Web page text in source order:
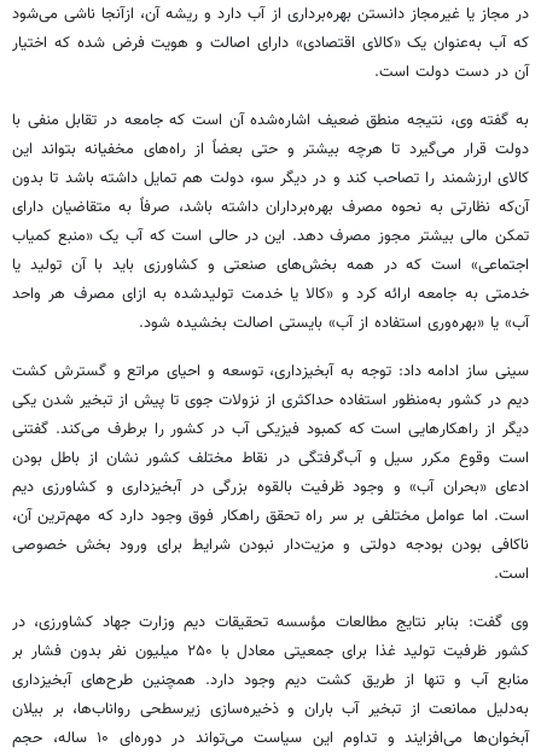
در مجاز یا غیرمجاز دانستن بهره‌برداری از آب دارد و ریشه آن، ازآنجا ناشی می‌شود
که آب به‌عنوان یک «کالای اقتصادی» دارای اصالت و هویت فرض شده که اختیار
آن در دست دولت است.
به گفته وی، نتیجه منطق ضعیف اشاره‌شده آن است که جامعه در تقابل منفی با
دولت قرار می‌گیرد تا هرچه بیشتر و حتی بعضاً از راه‌های مخفیانه بتواند این
کالای ارزشمند را تصاحب کند و در دیگر سو، دولت هم تمایل داشته باشد تا بدون
آن‌که نظارتی به نحوه مصرف بهره‌برداران داشته باشد، صرفاً به متقاضیان دارای
تمکن مالی بیشتر مجوز مصرف دهد. این در حالی است که آب یک «منبع کمیاب
اجتماعی» است که در همه بخش‌های صنعتی و کشاورزی باید با آن تولید یا
خدمتی به جامعه ارائه کرد و «کالا یا خدمت تولیدشده به ازای مصرف هر واحد
آب» یا «بهره‌وری استفاده از آب» بایستی اصالت بخشیده شود.
سینی ساز ادامه داد: توجه به آبخیزداری، توسعه و احیای مراتع و گسترش کشت
دیم در کشور به‌منظور استفاده حداکثری از نزولات جوی تا پیش از تبخیر شدن یکی
دیگر از راهکارهایی است که کمبود فیزیکی آب در کشور را برطرف می‌کند. گفتنی
است وقوع مکرر سیل و آب‌گرفتگی در نقاط مختلف کشور نشان از باطل بودن
ادعای «بحران آب» و وجود ظرفیت بالقوه بزرگی در آبخیزداری و کشاورزی دیم
است. اما عوامل مختلفی بر سر راه تحقق راهکار فوق وجود دارد که مهم‌ترین آن،
ناکافی بودن بودجه دولتی و مزیت‌دار نبودن شرایط برای ورود بخش خصوصی
است.
وی گفت: بنابر نتایج مطالعات مؤسسه تحقیقات دیم وزارت جهاد کشاورزی، در
کشور ظرفیت تولید غذا برای جمعیتی معادل با ۲۵۰ میلیون نفر بدون فشار بر
منابع آب و تنها از طریق کشت دیم وجود دارد. همچنین طرح‌های آبخیزداری
به‌دلیل ممانعت از تبخیر آب باران و ذخیره‌سازی زیرسطحی رواناب‌ها، بر بیلان
آبخوان‌ها می‌افزایند و تداوم این سیاست می‌تواند در دوره‌ای ۱۰ ساله، حجم